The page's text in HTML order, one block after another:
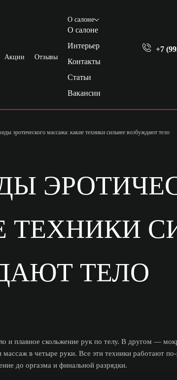
Акции Отзывы
О салоне
О салоне
Интерьер
Контакты
Статьи
Вакансии
+7
эротического массажа: какие техники сильнее возбуждают тело
ТЕЛО
и плавное скольжение рук по телу. В другом —
в четыре руки. Все эти техники работают
до оргазма и финальной разрядки.